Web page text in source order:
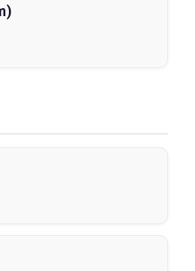
độ C 4HV